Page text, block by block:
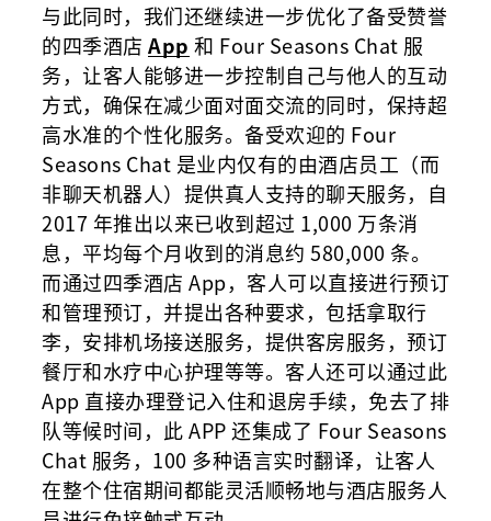
与此同时，我们还继续进一步优化了备受赞誉
的四季酒店 App 和 Four Seasons Chat 服
务，让客人能够进一步控制自己与他人的互动
方式，确保在减少面对面交流的同时，保持超
高水准的个性化服务。备受欢迎的 Four
Seasons Chat 是业内仅有的由酒店员工（而
非聊天机器人）提供真人支持的聊天服务，自
2017 年推出以来已收到超过 1,000 万条消
息，平均每个月收到的消息约 580,000 条。
而通过四季酒店 App，客人可以直接进行预订
和管理预订，并提出各种要求，包括拿取行
李，安排机场接送服务，提供客房服务，预订
餐厅和水疗中心护理等等。客人还可以通过此
App 直接办理登记入住和退房手续，免去了排
队等候时间，此 APP 还集成了 Four Seasons
Chat 服务，100 多种语言实时翻译，让客人
在整个住宿期间都能灵活顺畅地与酒店服务人